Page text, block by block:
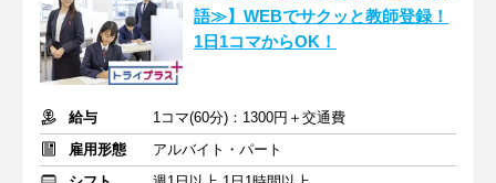
語≫】WEBでサクッと教師登録！
1日1コマからOK！
給与
1コマ(60分)：1300円＋交通費
雇用形態
アルバイト・パート